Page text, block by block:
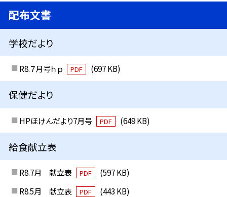
配布文書
学校だより
R8.７月号ｈｐ PDF (697 KB)
保健だより
HPほけんだより7月号 PDF (649 KB)
給食献立表
R8.7月 献立表 PDF
(597 KB)
R8.5月 献立表
PDF (443 KB)